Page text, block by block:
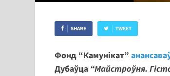
SHARE TWEET
Фонд “Камунікат”
Дубаўца “Майстроўня.